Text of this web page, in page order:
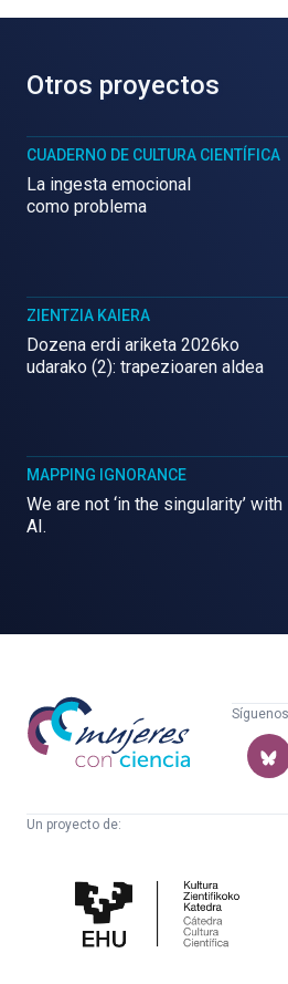
Otros proyectos
CUADERNO DE CULTURA CIENTÍFICA
La ingesta emocional
como problema
ZIENTZIA KAIERA
Dozena erdi ariketa 2026ko
udarako (2): trapezioaren aldea
MAPPING IGNORANCE
We are not ‘in the singularity’ with
AI.
Mujeres
con
ciencia
Un proyecto de:
Cultura
Científica